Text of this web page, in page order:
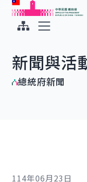
跳到主要內容
中華民國總統府
新聞與活
總統府新聞
114年06月23日